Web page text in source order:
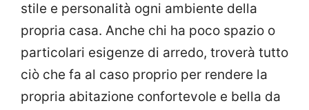
stile e personalità ogni ambiente della
propria casa. Anche chi ha poco spazio o
particolari esigenze di arredo, troverà tutto
ciò che fa al caso proprio per rendere la
propria abitazione confortevole e bella da